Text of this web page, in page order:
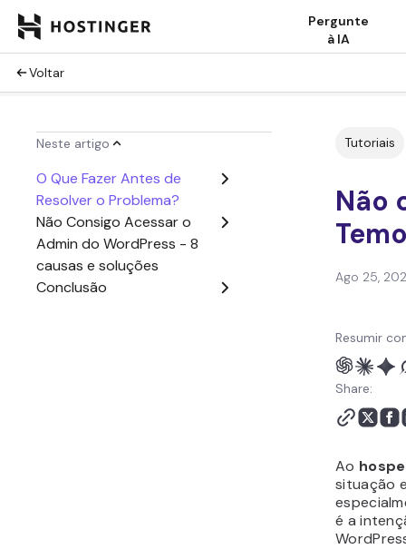
Pergunte
à IA
Voltar
Neste artigo
O Que Fazer Antes de
Resolver o Problema?
Não Consigo Acessar o
Admin do WordPress - 8
causas e soluções
Conclusão
Tutoriais
Não
Ago 25,
Resumir
Share:
Ao
situação
é a